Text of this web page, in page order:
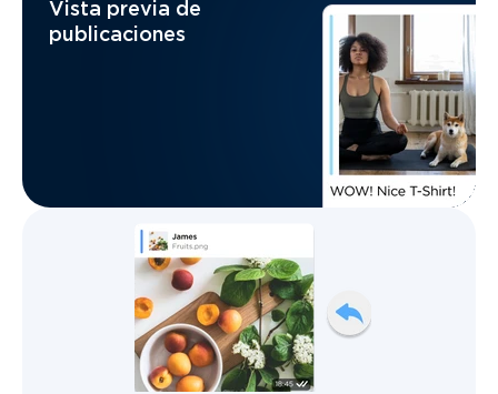
Vista previa de
publicaciones